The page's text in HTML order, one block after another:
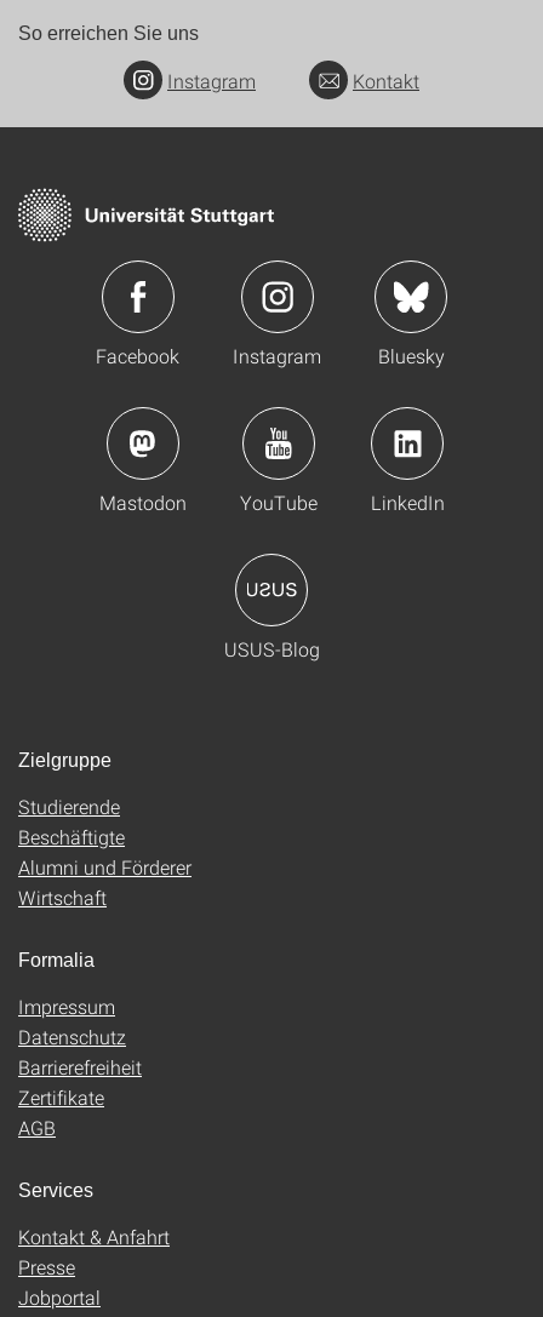
So erreichen Sie uns
Instagram Kontakt
Facebook Instagram Bluesky
Mastodon YouTube LinkedIn
USUS-Blog
Zielgruppe
Studierende
Beschäftigte
Alumni und Förderer
Wirtschaft
Formalia
Impressum
Datenschutz
Barrierefreiheit
Zertifikate
AGB
Services
Kontakt & Anfahrt
Presse
Jobportal